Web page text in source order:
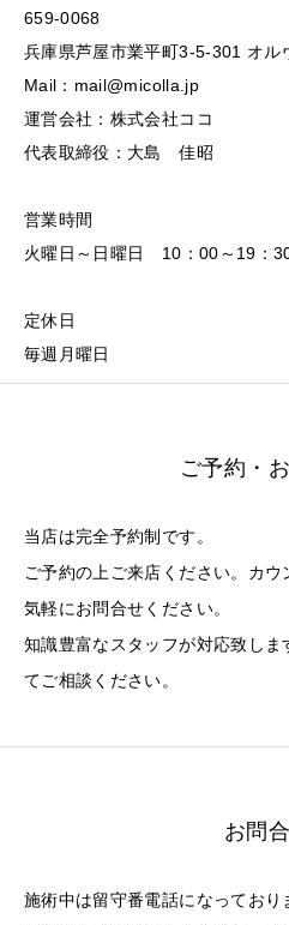
659-0068
兵庫県芦屋市業平町3-5-301 オル
Mail：mail@micolla.jp
運営会社：株式会社ココ
代表取締役：大島 佳昭
営業時間
火曜日～日曜日 10：00～19：
定休日
毎週月曜日
ご予約・
当店は完全予約制です。
ご予約の上ご来店ください。カ
気軽にお問合せください。
知識豊富なスタッフが対応致しま
てご相談ください。
お問
施術中は留守番電話になっており